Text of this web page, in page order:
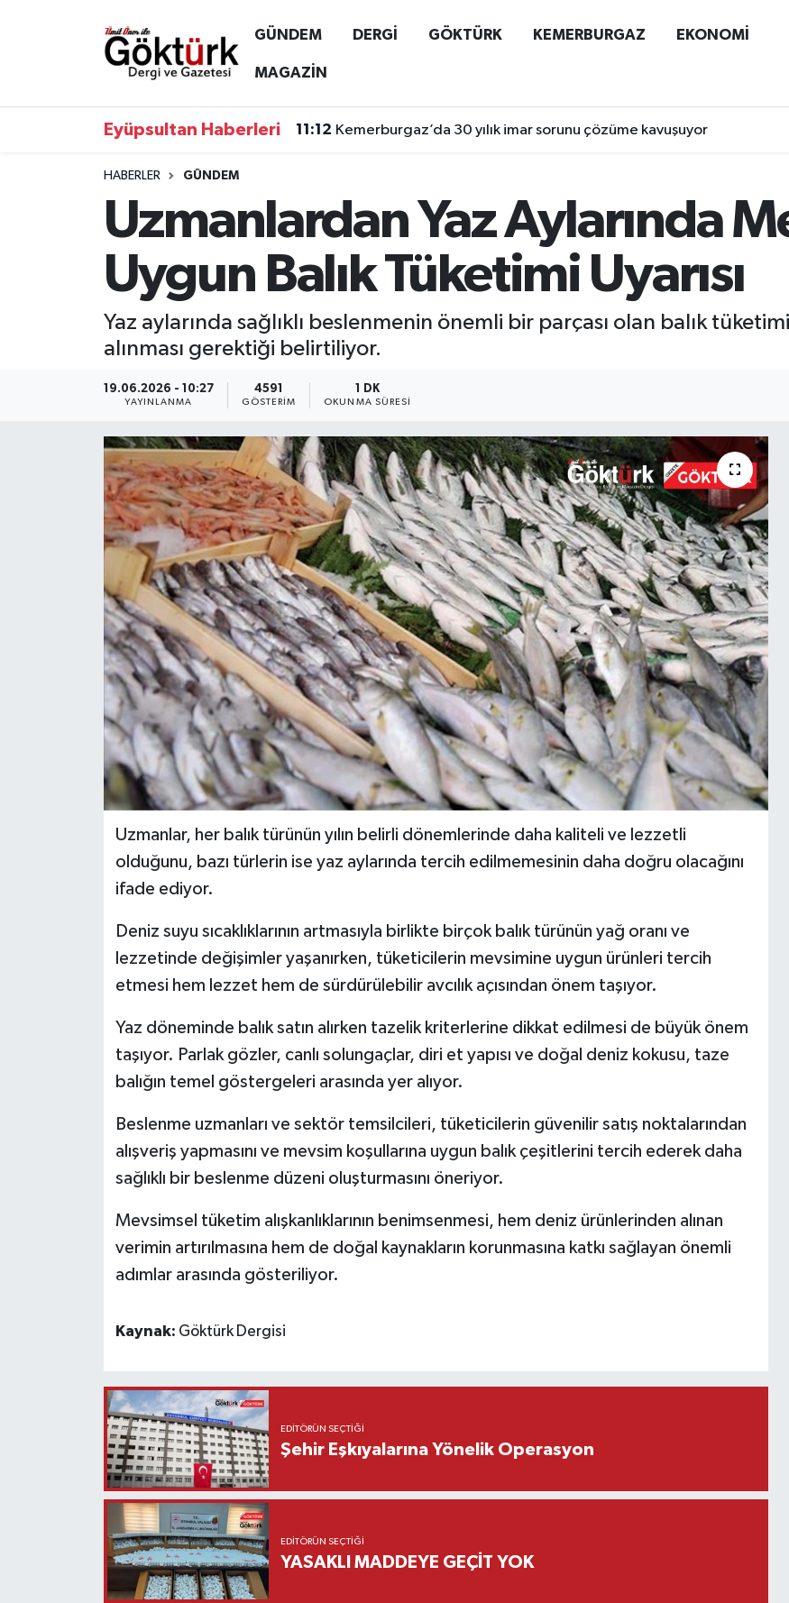
GÜNDEM DERGİ GÖKTÜRK KEMERBURGAZ EKONOMİ
MAGAZİN
Eyüpsultan Haberleri 11:12 Kemerburgaz’da 30 yılık imar sorunu çözüme kavuşuyor
HABERLER GÜNDEM
Uzmanlardan Yaz Aylarında
Uygun Balık Tüketimi Uyarısı
Yaz aylarında sağlıklı beslenmenin önemli bir parçası olan balık
alınması gerektiği belirtiliyor.
19.06.2026 - 10:27
YAYINLANMA
4591
GÖSTERIM
1 DK
OKUNMA SÜRESI
Uzmanlar, her balık türünün yılın belirli dönemlerinde daha kaliteli ve lezzetli
olduğunu, bazı türlerin ise yaz aylarında tercih edilmemesinin daha doğru olacağını
ifade ediyor.
Deniz suyu sıcaklıklarının artmasıyla birlikte birçok balık türünün yağ oranı ve
lezzetinde değişimler yaşanırken, tüketicilerin mevsimine uygun ürünleri tercih
etmesi hem lezzet hem de sürdürülebilir avcılık açısından önem taşıyor.
Yaz döneminde balık satın alırken tazelik kriterlerine dikkat edilmesi de büyük önem
taşıyor. Parlak gözler, canlı solungaçlar, diri et yapısı ve doğal deniz kokusu, taze
balığın temel göstergeleri arasında yer alıyor.
Beslenme uzmanları ve sektör temsilcileri, tüketicilerin güvenilir satış noktalarından
alışveriş yapmasını ve mevsim koşullarına uygun balık çeşitlerini tercih ederek daha
sağlıklı bir beslenme düzeni oluşturmasını öneriyor.
Mevsimsel tüketim alışkanlıklarının benimsenmesi, hem deniz ürünlerinden alınan
verimin artırılmasına hem de doğal kaynakların korunmasına katkı sağlayan önemli
adımlar arasında gösteriliyor.
Kaynak: Göktürk Dergisi
EDITÖRÜN SEÇTIĞI
Şehir Eşkıyalarına Yönelik Operasyon
EDITÖRÜN SEÇTIĞI
YASAKLI MADDEYE GEÇİT YOK
Anne Çocuk
GÖKTÜRK
GÜNDEM
KEMERBURGAZ
KÜLTÜR - SANAT
MAGAZİN
ÖZEL HABER
SAĞLIK
TEKNOLOJİ
TİCARET
Eyüpsultan Hava Durumu
Son Dakika Haberleri